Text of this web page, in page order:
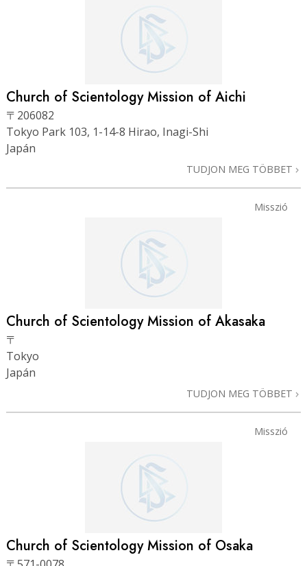
Church of Scientology Mission of Aichi
〒206082
Tokyo Park 103, 1-14-8 Hirao, Inagi-Shi
Japán
TUDJON MEG TÖBBET
Misszió
Church of Scientology Mission of Akasaka
〒
Tokyo
Japán
TUDJON MEG TÖBBET
Misszió
Church of Scientology Mission of Osaka